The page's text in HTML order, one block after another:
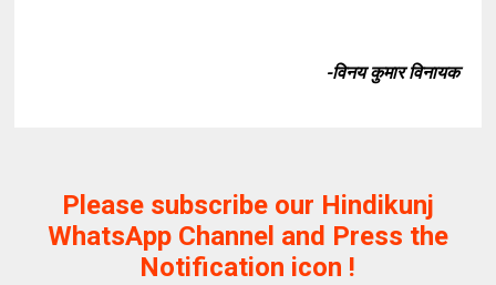
-विनय कुमार विनायक
Please subscribe our Hindikunj
WhatsApp Channel and Press the
Notification icon !